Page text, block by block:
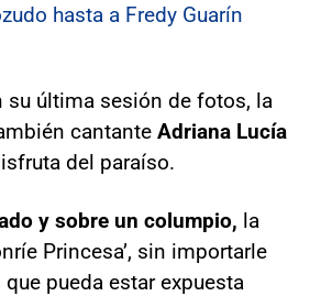
hasta a Fredy Guarín
su última sesión de fotos, la
cantante Adriana Lucía
del paraíso.
y sobre un columpio, la
Princesa’, sin importarle
pueda estar expuesta